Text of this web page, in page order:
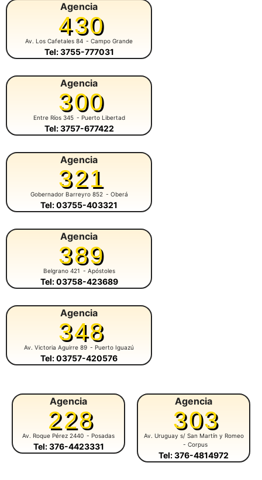
Agencia
430
Av. Los Cafetales 84 - Campo Grande
Tel: 3755-777031
Agencia
300
Entre Ríos 345 - Puerto Libertad
Tel: 3757-677422
Agencia
321
Gobernador Barreyro 852 - Oberá
Tel: 03755-403321
Agencia
389
Belgrano 421 - Apóstoles
Tel: 03758-423689
Agencia
348
Av. Victoria Aguirre 89 - Puerto Iguazú
Tel: 03757-420576
Agencia
228
Av. Roque Pérez 2440 - Posadas
Tel: 376-4423331
Agencia
303
Av. Uruguay s/ San Martín y Romeo
- Corpus
Tel: 376-4814972